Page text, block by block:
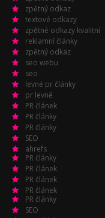
zpětný odkaz
textové odkazy
zpětné odkazy kvalitní
reklamní články
zpětný odkaz
seo webu
seo
levné pr články
pr levně
PR článek
PR články
PR články
SEO
ahrefs
PR články
PR článek
PR článek
PR článek
PR články
SEO